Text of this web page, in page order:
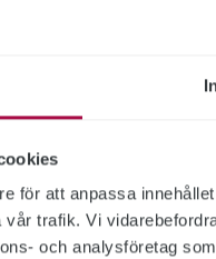
för att anpassa
trafik. Vi
och analysföretag
för det påverkar
dygnet runt
tur var blev
jag hört än så
något som
förvar.